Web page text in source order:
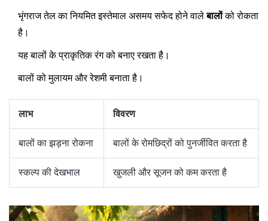
भृंगराज तेल का नियमित इस्तेमाल असमय सफेद होने वालेबालोंको रोकता
है।
यह बालों के प्राकृतिक रंग को बनाए रखता है।
बालों को मुलायम और रेशमी बनाता है।
लाभ विवरण
बालों का झड़ना रोकना बालों के रोमछिद्रों को पुनर्जीवित करता है
स्कल्प की देखभाल खुजली और सूजन को कम करता है